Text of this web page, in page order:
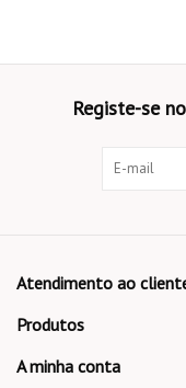
Registe-se
Atendimento ao
Produtos
A minha conta